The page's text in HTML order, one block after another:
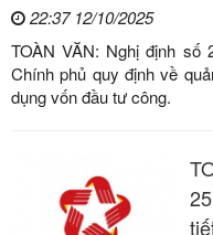
22:37 12/10/2025
TOÀN VĂN: Nghị định số
Chính phủ quy định về
dụng vốn đầu tư công.